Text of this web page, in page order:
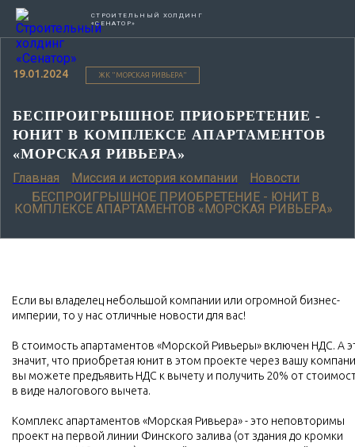
СТРОИТЕЛЬНЫЙ ХОЛДИНГ
«СЕНАТОР»
19.01.2024 ЖК "МОРСКАЯ РИВЬЕРА"
БЕСПРОИГРЫШНОЕ ПРИОБРЕТЕНИЕ -
ЮНИТ В КОМПЛЕКСЕ АПАРТАМЕНТОВ
«МОРСКАЯ РИВЬЕРА»
Главная Миссия и история компании
Новости
БЕСПРОИГРЫШНОЕ ПРИОБРЕТЕНИЕ - ЮНИТ В
КОМПЛЕКСЕ АПАРТАМЕНТОВ «МОРСКАЯ РИВЬЕРА»
Если вы владелец небольшой компании или огромной бизнес-
империи, то у нас отличные новости для вас!
В стоимость апартаментов «Морской Ривьеры» включен НДС. А
значит, что приобретая юнит в этом проекте через вашу
вы можете предъявить НДС к вычету и получить 20% от
в виде налогового вычета.
Комплекс апартаментов «Морская Ривьера» - это неповторимы
проект на первой линии Финского залива (от здания до кромки